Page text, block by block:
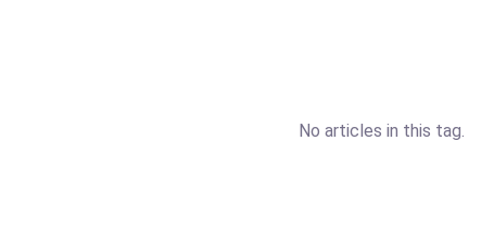
No articles in this tag.